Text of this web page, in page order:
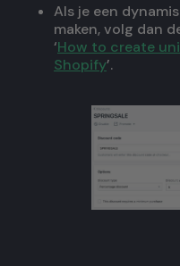
Als je een
maken, volg dan
‘How to create
Shopify’.